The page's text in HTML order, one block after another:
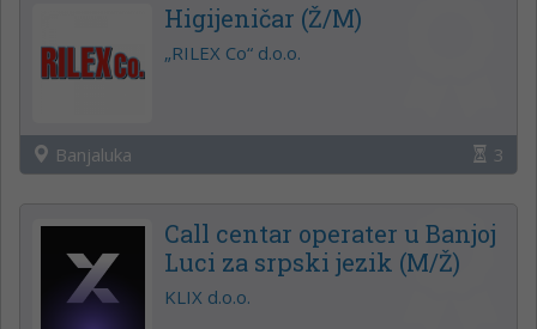
Higijeničar (Ž/M)
„RILEX Co“ d.o.o.
Banjaluka 3
Call centar operater u Banjoj
Luci za srpski jezik (M/Ž)
KLIX d.o.o.